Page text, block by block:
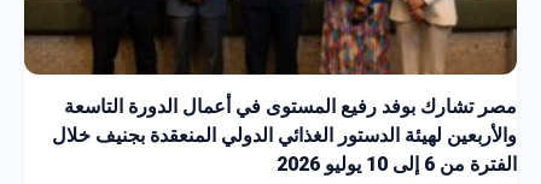
مصر تشارك بوفد رفيع المستوى في أعمال الدورة التاسعة
والأربعين لهيئة الدستور الغذائي الدولي المنعقدة بجنيف خلال
الفترة من 6 إلى 10 يوليو 2026